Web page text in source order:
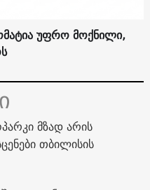
უფრო მოქნილი,
მზად არის
თბილისის